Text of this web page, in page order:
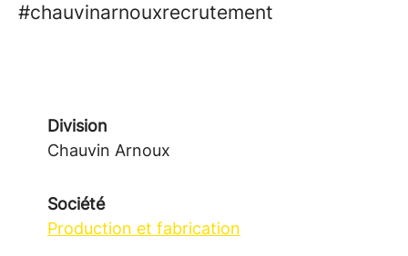
#chauvinarnouxrecrutement
Division
Chauvin Arnoux
Société
Production et fabrication